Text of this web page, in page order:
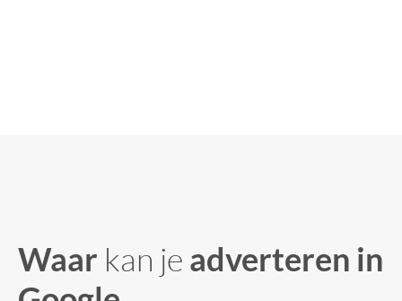
Waar kan je adverteren in